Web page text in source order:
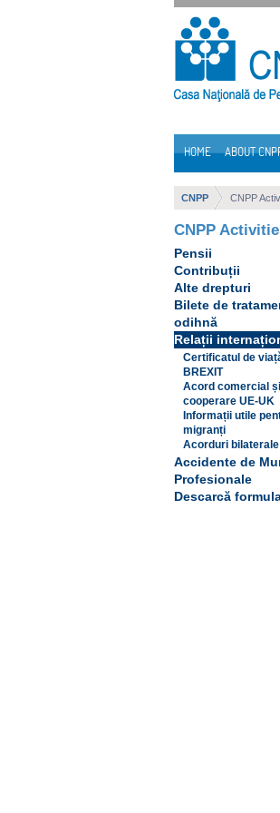
Skip to Content
HOME ABOUT
CNPP CNPP
CNPP
Pensii
Contribuții
Alte drepturi
Bilete de
odihnă
Relații
Certificatul de
BREXIT
Acord comercial
cooperare UE-UK
Informații utile
migranți
Acorduri bilaterale
Accidente de
Profesionale
Descarcă